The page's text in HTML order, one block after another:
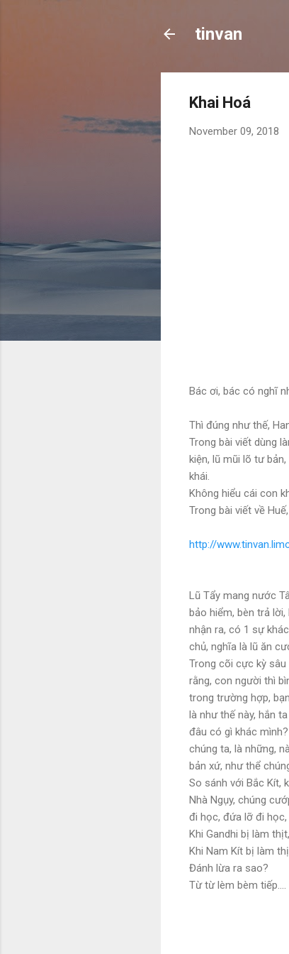
tinvan
Khai Hoá
November 09, 2018
Bác ơi, bác có nghĩ
Thì đúng như thế,
Trong bài viết dùng
kiện, lũ mũi lõ tư
khái.
Không hiểu cái con
Trong bài viết về
http://
Lũ Tẩy mang nước
bảo hiểm, bèn trả
nhận ra, có 1 sự
chủ, nghĩa là lũ ăn
Trong cõi cực kỳ sâu
rằng, con người thì
trong trường hợp,
là như thế này, hắn
đâu có gì khác
chúng ta, là những,
bản xứ, như thể
So sánh với Bắc Kít,
Nhà Ngụy, chúng
đi học, đứa lỡ đi
Khi Gandhi bị làm
Khi Nam Kít bị làm
Đánh lừa ra sao?
Từ từ lèm bèm tiếp....